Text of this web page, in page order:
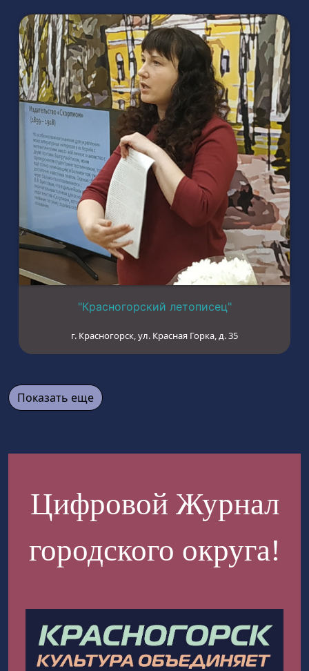
"Красногорский летописец"
г. Красногорск, ул. Красная Горка, д. 35
Показать еще
Цифровой Журнал
городского округа!